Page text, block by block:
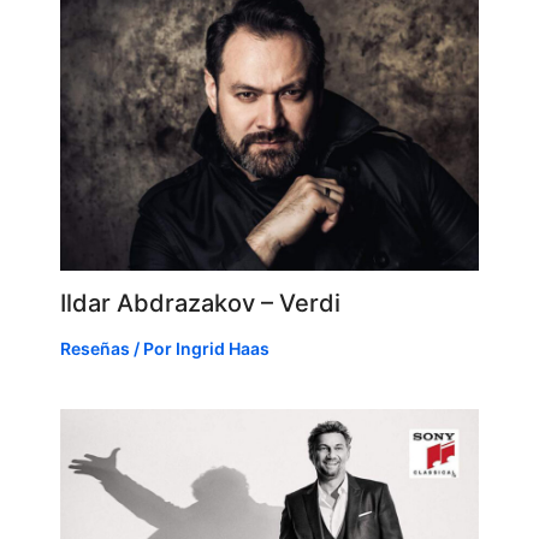
Ildar Abdrazakov – Verdi
Reseñas / Por Ingrid Haas